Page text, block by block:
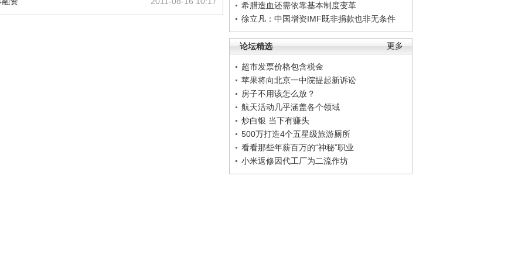
希腊造血还需依靠基本制度变革
徐立凡：中国增资IMF既非捐款也非无条件
更多
论坛精选
超市发票价格包含税金
苹果将向北京一中院提起新诉讼
房子不用该怎么放？
航天活动几乎涵盖各个领域
炒白银 当下有赚头
500万打造4个五星级旅游厕所
看看那些年薪百万的“神秘”职业
小米返修因代工厂为二流作坊